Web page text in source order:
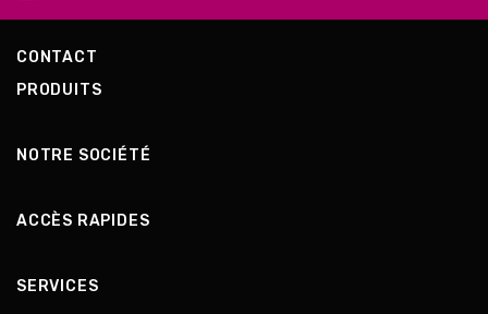
CONTACT
PRODUITS
NOTRE SOCIÉTÉ
ACCÈS RAPIDES
SERVICES